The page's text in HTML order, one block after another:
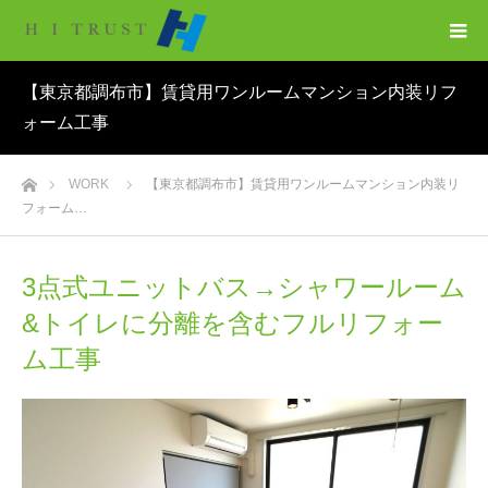
【東京都調布市】賃貸用ワンルームマンション内装リフ
ォーム工事
ホームWORK
【東京都調布市】賃貸用ワンルームマンション内装リ
フォーム…
3点式ユニットバス→シャワールーム
&トイレに分離を含むフルリフォー
ム工事